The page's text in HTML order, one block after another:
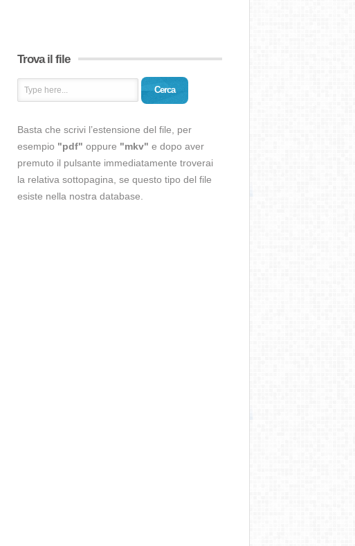
Trova il file
Cerca
Basta che scrivi l’estensione del file, per
esempio "pdf" oppure "mkv" e dopo aver
premuto il pulsante immediatamente troverai
la relativa sottopagina, se questo tipo del file
esiste nella nostra database.